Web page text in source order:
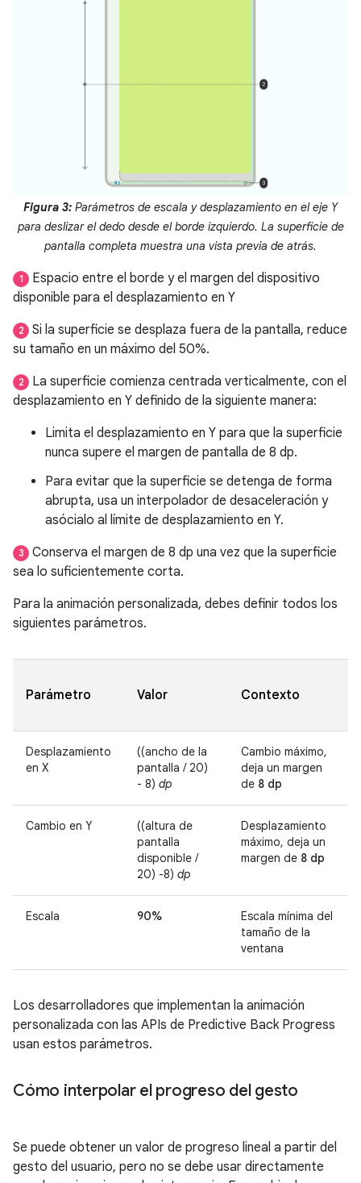
Figura 3: Parámetros de escala y desplazamiento en el eje Y
para deslizar el dedo desde el borde izquierdo. La superficie de
pantalla completa muestra una vista previa de atrás.
1
Espacio entre el borde y el margen del dispositivo
disponible para el desplazamiento en Y
2
Si la superficie se desplaza fuera de la pantalla, reduce
su tamaño en un máximo del 50%.
2
La superficie comienza centrada verticalmente, con el
desplazamiento en Y definido de la siguiente manera:
Limita el desplazamiento en Y para que la superficie
nunca supere el margen de pantalla de 8 dp.
Para evitar que la superficie se detenga de forma
abrupta, usa un interpolador de desaceleración y
asócialo al límite de desplazamiento en Y.
3
Conserva el margen de 8 dp una vez que la superficie
sea lo suficientemente corta.
Para la animación personalizada, debes definir todos los
siguientes parámetros.
Parámetro Valor Contexto
Desplazamiento
en X
((ancho de la
pantalla / 20)
- 8) dp
Cambio máximo,
deja un margen
de 8 dp
Cambio en Y
((altura de
pantalla
disponible /
20) -8) dp
Desplazamiento
máximo, deja un
margen de 8 dp
Escala 90%
Escala mínima del
tamaño de la
ventana
Los desarrolladores que implementan la animación
personalizada con las APIs de Predictive Back Progress
usan estos parámetros.
Cómo interpolar el progreso del gesto
Se puede obtener un valor de progreso lineal a partir del
gesto del usuario, pero no se debe usar directamente